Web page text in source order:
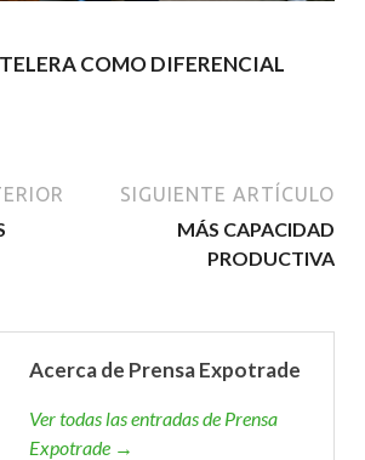
COMO DIFERENCIAL
SIGUIENTE ARTÍCULO
MÁS CAPACIDAD
PRODUCTIVA
Acerca de Prensa Expotrade
Ver todas las entradas de Prensa
Expotrade →